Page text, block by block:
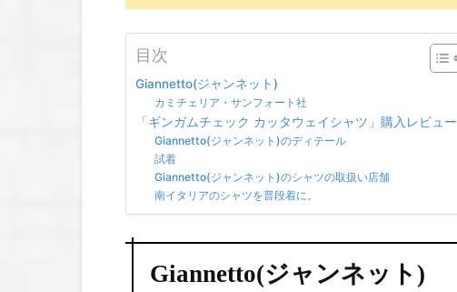
目次
Giannetto(ジャンネット)
カミチェリア・サンフォート社
「ギンガムチェック カッタウェイシャツ」購入レビュー
Giannetto(ジャンネット)のディテール
試着
Giannetto(ジャンネット)のシャツの取扱い店舗
南イタリアのシャツを普段着に。
Giannetto(ジャンネット)